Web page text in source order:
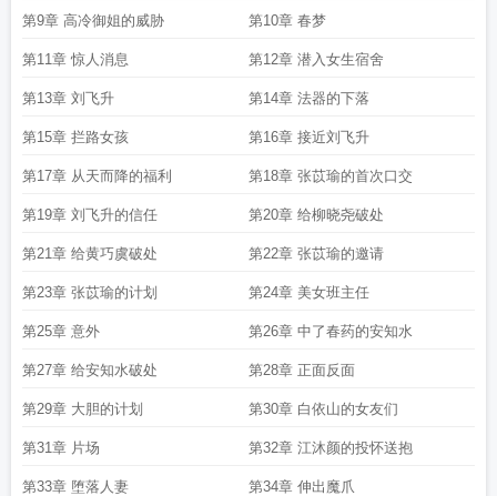
第9章 高冷御姐的威胁 第10章 春梦
第11章 惊人消息 第12章 潜入女生宿舍
第13章 刘飞升 第14章 法器的下落
第15章 拦路女孩 第16章 接近刘飞升
第17章 从天而降的福利 第18章 张苡瑜的首次口交
第19章 刘飞升的信任 第20章 给柳晓尧破处
第21章 给黄巧虞破处 第22章 张苡瑜的邀请
第23章 张苡瑜的计划 第24章 美女班主任
第25章 意外 第26章 中了春药的安知水
第27章 给安知水破处 第28章 正面反面
第29章 大胆的计划 第30章 白依山的女友们
第31章 片场 第32章 江沐颜的投怀送抱
第33章 堕落人妻 第34章 伸出魔爪